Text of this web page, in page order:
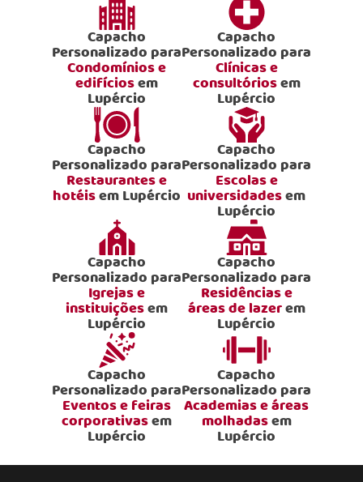
Capacho
Personalizado para
Condomínios e
edifíciosem
Lupércio
Capacho
Personalizado para
Clínicas e
consultóriosem
Lupércio
Capacho
Personalizado para
Restaurantes e
hotéisem Lupércio
Capacho
Personalizado para
Escolas e
universidadesem
Lupércio
Capacho
Personalizado para
Igrejas e
instituiçõesem
Lupércio
Capacho
Personalizado para
Residências e
áreas de lazerem
Lupércio
Capacho
Personalizado para
Eventos e feiras
corporativasem
Lupércio
Capacho
Personalizado para
Academias e áreas
molhadasem
Lupércio